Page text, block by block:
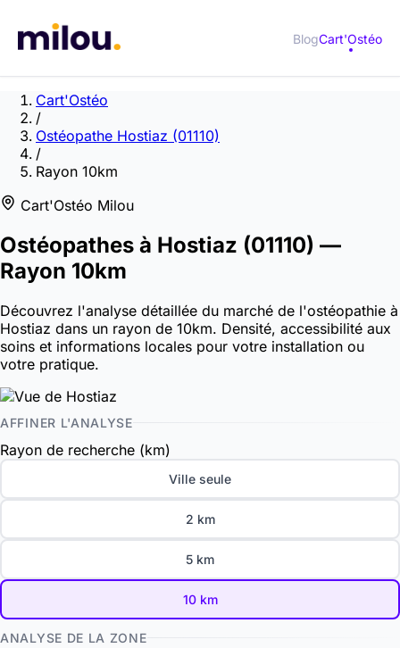
BlogCart'Ostéo
Cart'Ostéo
/
Ostéopathe Hostiaz (01110)
/
Rayon 10km
Cart'Ostéo Milou
Ostéopathes à Hostiaz (01110) —
Rayon 10km
Découvrez l'analyse détaillée du marché de l'ostéopathie à
Hostiaz dans un rayon de 10km. Densité, accessibilité aux
soins et informations locales pour votre installation ou
votre pratique.
AFFINER L'ANALYSE
Rayon de recherche (km)
Ville seule
2 km
5 km
10 km
ANALYSE DE LA ZONE